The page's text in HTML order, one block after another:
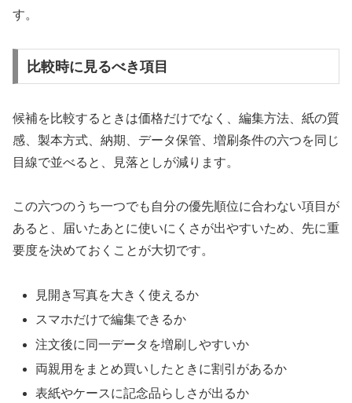
す。
比較時に見るべき項目
候補を比較するときは価格だけでなく、編集方法、紙の質
感、製本方式、納期、データ保管、増刷条件の六つを同じ
目線で並べると、見落としが減ります。
この六つのうち一つでも自分の優先順位に合わない項目が
あると、届いたあとに使いにくさが出やすいため、先に重
要度を決めておくことが大切です。
見開き写真を大きく使えるか
スマホだけで編集できるか
注文後に同一データを増刷しやすいか
両親用をまとめ買いしたときに割引があるか
表紙やケースに記念品らしさが出るか